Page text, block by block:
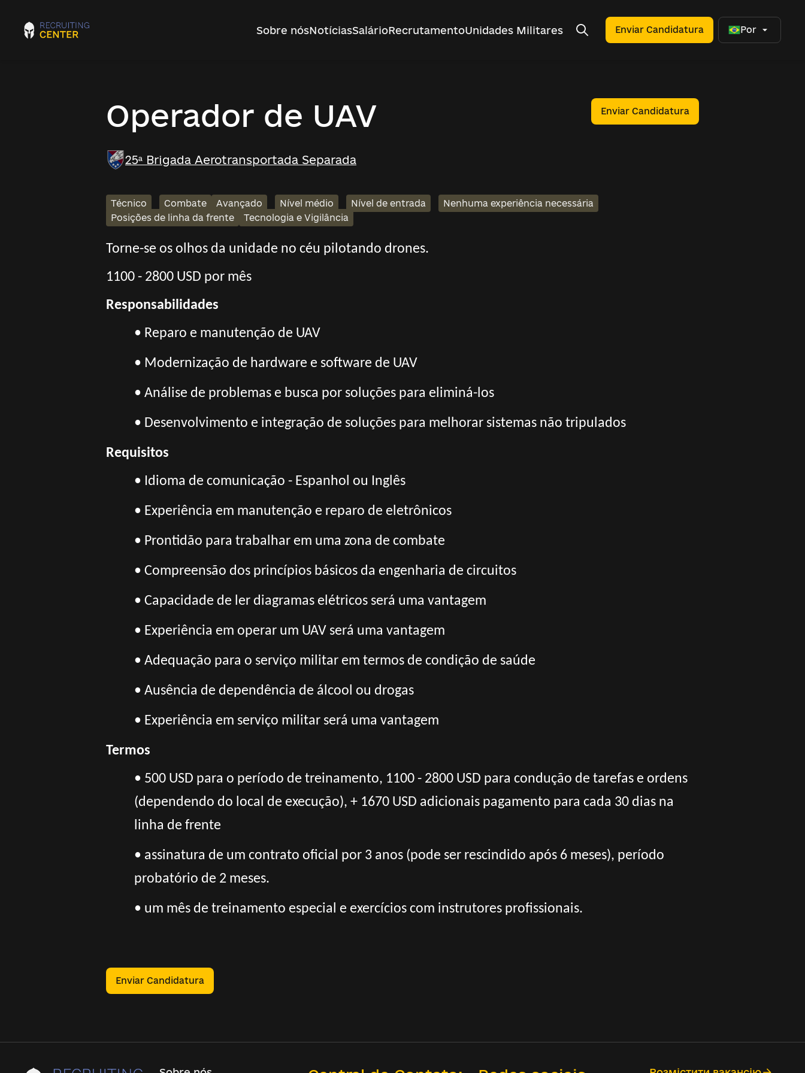
Sobre nósNotíciasSalárioRecrutamentoUnidades Militares Enviar Candidatura Por
Operador de UAV Enviar Candidatura
25ª Brigada Aerotransportada Separada
Técnico Combate Avançado Nível médio Nível de entrada
Nenhuma experiência necessária
Posições de linha da frente
Tecnologia e Vigilância
Torne-se os olhos da unidade no céu pilotando drones.
1100 - 2800 USD por mês
Responsabilidades
• Reparo e manutenção de UAV
• Modernização de hardware e software de UAV
• Análise de problemas e busca por soluções para eliminá-los
• Desenvolvimento e integração de soluções para melhorar sistemas não tripulados
Requisitos
• Idioma de comunicação - Espanhol ou Inglês
• Experiência em manutenção e reparo de eletrônicos
• Prontidão para trabalhar em uma zona de combate
• Compreensão dos princípios básicos da engenharia de circuitos
• Capacidade de ler diagramas elétricos será uma vantagem
• Experiência em operar um UAV será uma vantagem
• Adequação para o serviço militar em termos de condição de saúde
• Ausência de dependência de álcool ou drogas
• Experiência em serviço militar será uma vantagem
Termos
• 500 USD para o período de treinamento, 1100 - 2800 USD para condução de tarefas e ordens
(dependendo do local de execução), + 1670 USD adicionais pagamento para cada 30 dias na
linha de frente
• assinatura de um contrato oficial por 3 anos (pode ser rescindido após 6 meses), período
probatório de 2 meses.
• um mês de treinamento especial e exercícios com instrutores profissionais.
Enviar Candidatura